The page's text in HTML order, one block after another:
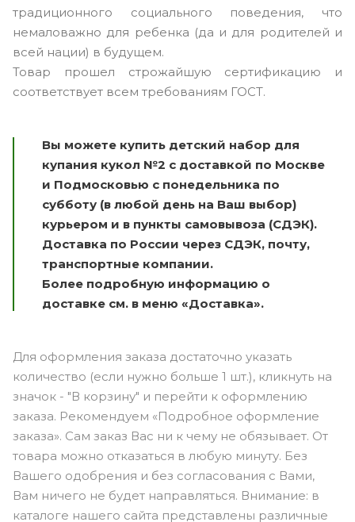
традиционного социального поведения, что
немаловажно для ребенка (да и для родителей и
всей нации) в будущем.
Товар прошел строжайшую сертификацию и
соответствует всем требованиям ГОСТ.
Вы можете купить детский набор для
купания кукол №2 с доставкой по Москве
и Подмосковью с понедельника по
субботу (в любой день на Ваш выбор)
курьером и в пункты самовывоза (СДЭК).
Доставка по России через СДЭК, почту,
транспортные компании.
Более подробную информацию о
доставке см. в меню «Доставка».
Для оформления заказа достаточно указать
количество (если нужно больше 1 шт.), кликнуть на
значок - "В корзину" и перейти к оформлению
заказа. Рекомендуем «Подробное оформление
заказа». Сам заказ Вас ни к чему не обязывает. От
товара можно отказаться в любую минуту. Без
Вашего одобрения и без согласования с Вами,
Вам ничего не будет направляться. Внимание: в
каталоге нашего сайта представлены различные